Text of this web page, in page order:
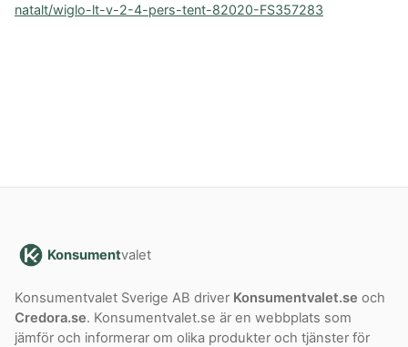
natalt/wiglo-lt-v-2-4-pers-tent-82020-FS357283
Konsumentvalet
Konsumentvalet Sverige AB driver Konsumentvalet.se och
Credora.se. Konsumentvalet.se är en webbplats som
jämför och informerar om olika produkter och tjänster för